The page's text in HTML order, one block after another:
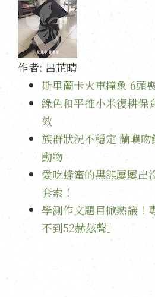
作者: 呂芷晴
斯里蘭卡火車撞象 6頭
綠色和平推小米復耕保
效
族群狀況不穩定 蘭嶼
動物
愛吃蜂蜜的黑熊屢屢出
套索！
學測作文題目掀熱議！
不到52赫茲聲」